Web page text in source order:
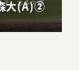
大(A)②